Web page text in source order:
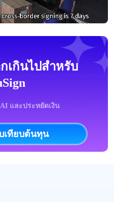
เกินไปสำหรับ
และประหยัดเงิน
เทียบต้นทุน